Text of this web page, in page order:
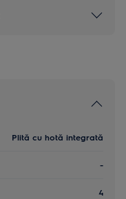
Plită cu hotă integrată
-
4